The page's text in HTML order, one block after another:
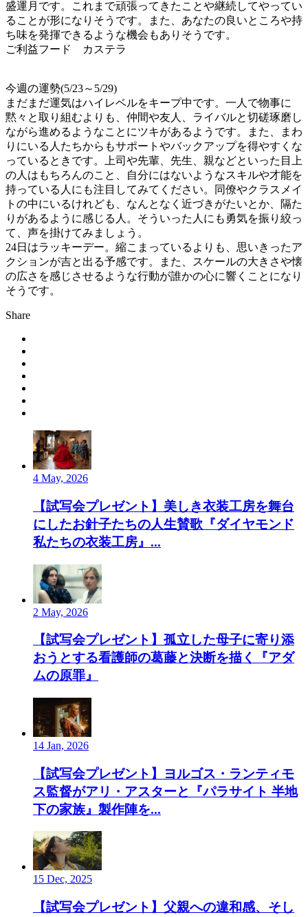
盛運月です。これまで頑張ってきたことや継続してやってい
ることが形になりそうです。また、あなたの良いところや持
ち味を発揮できるような機会もありそうです。
ご利益フード カステラ
今週の運勢(5/23～5/29)
まだまだ運気はハイレベルをキープ中です。一人で物事に
黙々と取り組むよりも、仲間や友人、ライバルと切磋琢磨し
ながら進めるようなことにツキがあるようです。また、まわ
りにいる人たちからもサポートやバックアップを得やすくな
っているときです。上司や先輩、先生、親などといった目上
の人はもちろんのこと、自分にはないようなスキルや才能を
持っている人にも注目してみてください。同僚やクラスメイ
トの中にいるけれども、なんとなく近づきがたいとか、隔た
りがあるように感じる人。そういった人にも勇気を振り絞っ
て、声を掛けてみましょう。
24日はラッキーデー。縮こまっているよりも、思いきったア
クションが吉と出る予感です。また、スケールの大きさや懐
の広さを感じさせるような行動が誰かの心に響くことになり
そうです。
Share
4 May, 2026
【試写会プレゼント】美しき衣装工房を舞台
にしたお針子たちの人生賛歌『ダイヤモンド
私たちの衣装工房』...
2 May, 2026
【試写会プレゼント】孤立した母子に寄り添
おうとする看護師の葛藤と決断を描く『アダ
ムの原罪』
14 Jan, 2026
【試写会プレゼント】ヨルゴス・ランティモ
ス監督がアリ・アスターと『パラサイト 半地
下の家族』製作陣を...
15 Dec, 2025
【試写会プレゼント】父親への違和感、そし